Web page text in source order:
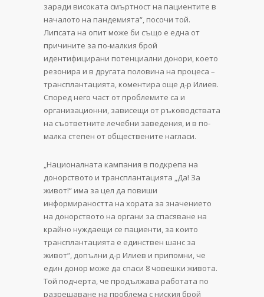
заради високата смъртност на пациентите в
началото на пандемията“, посочи той.
Липсата на опит може би също е една от
причините за по-малкия брой
идентифицирани потенциални донори, което
резонира и в другата половина на процеса –
трансплантацията, коментира още д-р Илиев.
Според него част от проблемите са и
организационни, зависещи от ръководствата
на съответните лечебни заведения, и в по-
малка степен от обществените нагласи.
„Националната кампания в подкрепа на
донорството и трансплантацията „Да! За
живот!“ има за цел да повиши
информираността на хората за значението
на донорството на органи за спасяване на
крайно нуждаещи се пациенти, за които
трансплантацията е единствен шанс за
живот“, допълни д-р Илиев и припомни, че
един донор може да спаси 8 човешки живота.
Той подчерта, че продължава работата по
разрешаване на проблема с ниския брой